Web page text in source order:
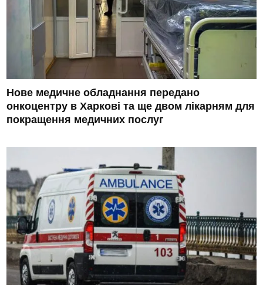
Нове медичне обладнання передано
онкоцентру в Харкові та ще двом лікарням для
покращення медичних послуг